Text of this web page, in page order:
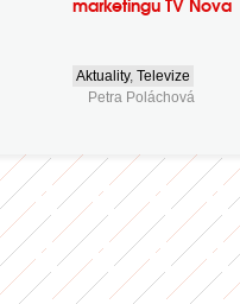
Aktuality,Televize
Petra Poláchová